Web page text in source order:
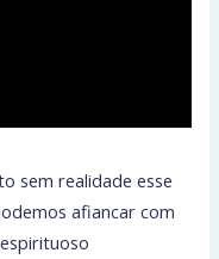
sem realidade esse
afiancar com